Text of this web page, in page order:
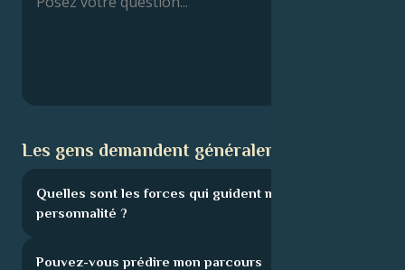
Les gens demandent généralement :
Quelles sont les forces qui guident ma
personnalité ?
Pouvez-vous prédire mon parcours